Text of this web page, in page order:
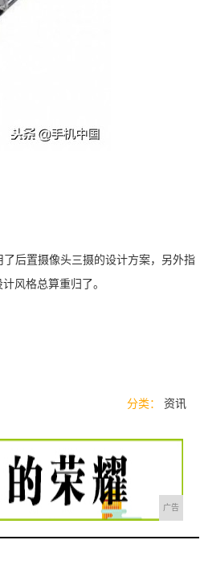
后置摄像头三摄的设计方案，另外指
风格总算重归了。
分类： 资讯
广告